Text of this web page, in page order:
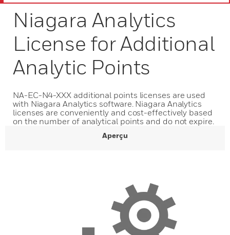
Niagara Analytics
License for Additional
Analytic Points
NA-EC-N4-XXX additional points licenses are used
with Niagara Analytics software. Niagara Analytics
licenses are conveniently and cost-effectively based
on the number of analytical points and do not expire.
Aperçu